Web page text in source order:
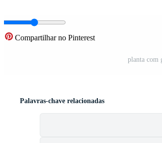
Compartilhar no Pinterest
planta com
Palavras-chave relacionadas